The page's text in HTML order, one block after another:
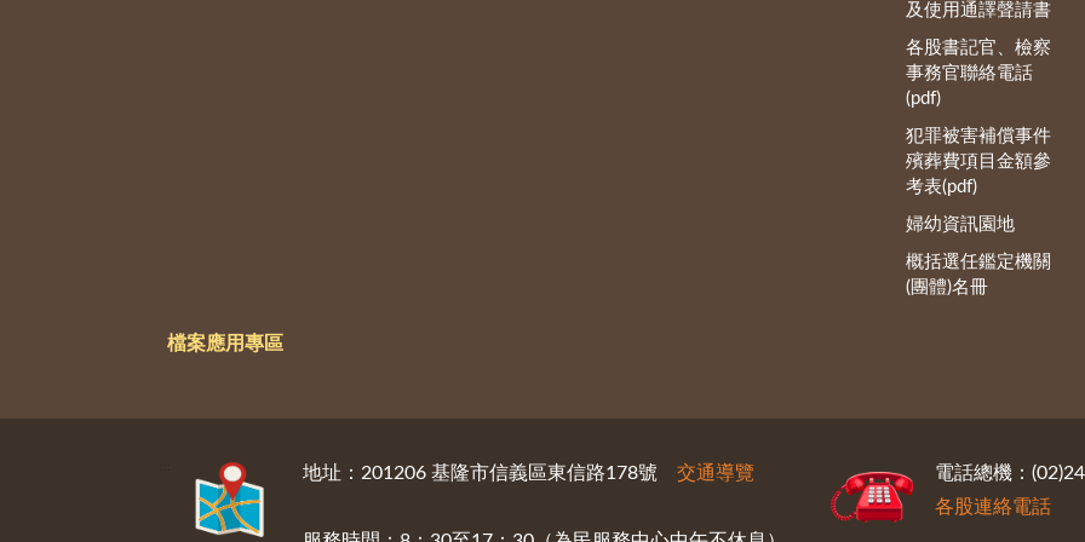
及使用通譯聲請書
各股書記官、檢察
事務官聯絡電話
(pdf)
犯罪被害補償事件
殯葬費項目金額參
考表(pdf)
婦幼資訊園地
概括選任鑑定機關
(團體)名冊
檔案應用專區
地址：201206 基隆市信義區東信路178號 交通導覽
電話總機：
各股連絡電話